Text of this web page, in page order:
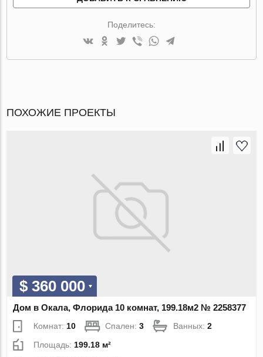
Поделитесь:
ПОХОЖИЕ ПРОЕКТЫ
$ 360 000
Дом в Окала, Флорида 10 комнат, 199.18м2 № 2258377
Комнат:10 Спален:3 Ванных:2
Площадь:199.18 м²